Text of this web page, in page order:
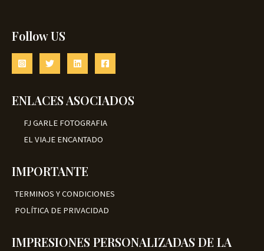
Follow US
ENLACES ASOCIADOS
FJ GARLE FOTOGRAFIA
EL VIAJE ENCANTADO
IMPORTANTE
TERMINOS Y CONDICIONES
POLÍTICA DE PRIVACIDAD
IMPRESIONES PERSONALIZADAS DE LA